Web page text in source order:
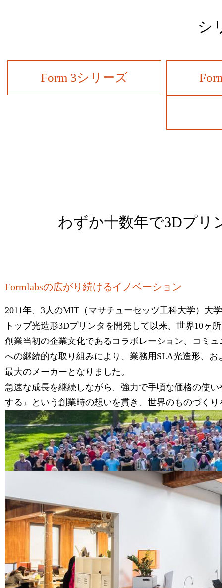
シ
Form 3シリーズ
わずか十数年で3Dプリ
Formlabsの広がり続けるイノベーション
2011年、3人のMIT（マサチューセッツ工科大学）大
トップ光造形3Dプリンタを開発して以来、世界10ヶ
創業当初の企業文化であるコラボレーション、コミ
への継続的な取り組みにより、業務用SLA光造形、
最大のメーカーとなりました。
急速な成長を継続しながら、強力で手頃な価格の使
する』という創業時の想いを貫き、世界のものづく